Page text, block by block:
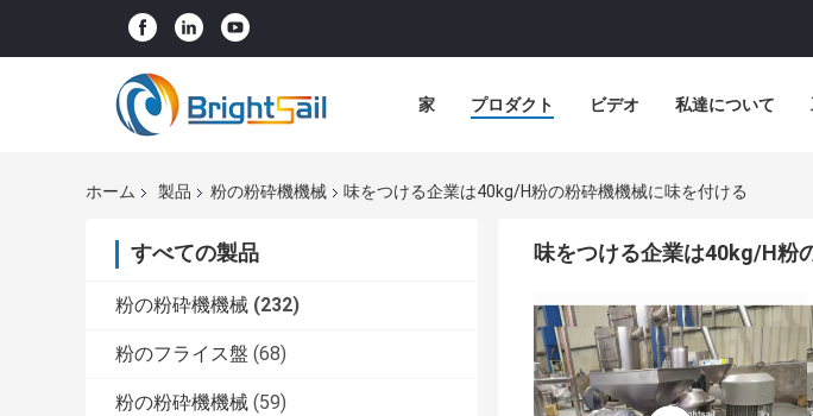
家 プロダクト ビデオ 私達について
ホーム 製品 粉の粉砕機機械 味をつける企業は40kg/H粉の粉砕機機械に味を付ける
すべての製品
粉の粉砕機機械 (232)
粉のフライス盤 (68)
粉の粉砕機機械 (59)
味をつける企業は40kg/H粉